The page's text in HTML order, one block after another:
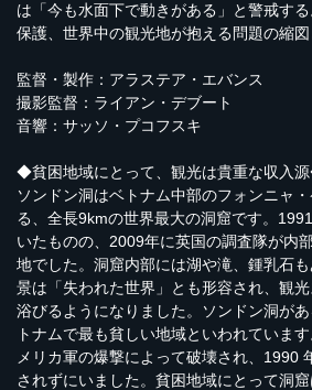
は「今も水面下で動きがある」と警戒す
保護、世界中の観光地が抱える問題の縮図
監督・製作：アラステア・エバンス
撮影監督：ライアン・デブート
音響：サッソ・プコフスキ
◆貧困地域にとって、観光は貴重な収入
ソンドン洞はベトナム中部のフォンニャ
る、全長9kmの世界最大の洞窟です。
いたものの、2009年に英国の調査隊が内
地でした。洞窟内部には湖や滝、鍾乳石
景は「失われた世界」とも形容され、観
浴びるようになりました。ソンドン洞が
トナムで最も貧しい地域といわれていま
メリカ軍の爆撃によって破壊され、1990
されずにいました。貧困地域にとって洞